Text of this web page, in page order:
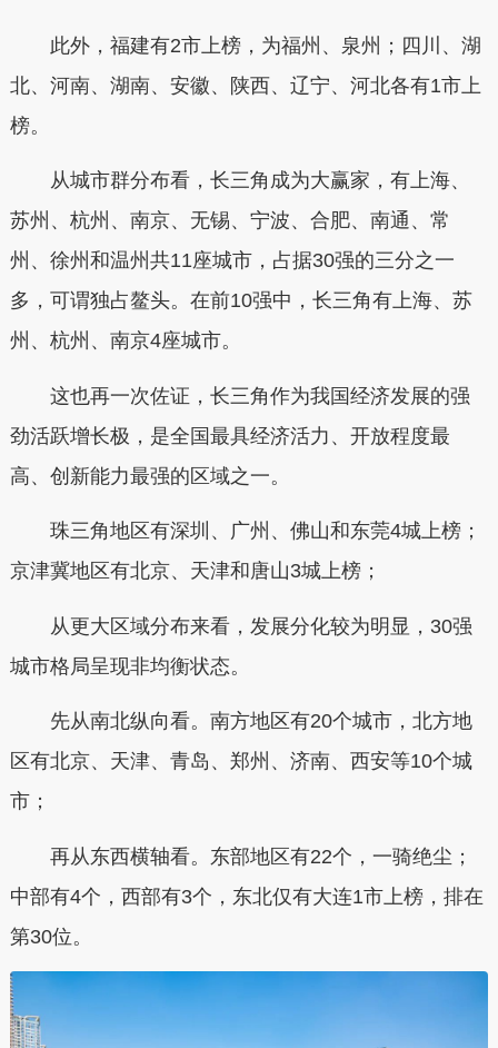
此外，福建有2市上榜，为福州、泉州；四川、湖
北、河南、湖南、安徽、陕西、辽宁、河北各有1市上
榜。
从城市群分布看，长三角成为大赢家，有上海、
苏州、杭州、南京、无锡、宁波、合肥、南通、常
州、徐州和温州共11座城市，占据30强的三分之一
多，可谓独占鳌头。在前10强中，长三角有上海、苏
州、杭州、南京4座城市。
这也再一次佐证，长三角作为我国经济发展的强
劲活跃增长极，是全国最具经济活力、开放程度最
高、创新能力最强的区域之一。
珠三角地区有深圳、广州、佛山和东莞4城上榜；
京津冀地区有北京、天津和唐山3城上榜；
从更大区域分布来看，发展分化较为明显，30强
城市格局呈现非均衡状态。
先从南北纵向看。南方地区有20个城市，北方地
区有北京、天津、青岛、郑州、济南、西安等10个城
市；
再从东西横轴看。东部地区有22个，一骑绝尘；
中部有4个，西部有3个，东北仅有大连1市上榜，排在
第30位。